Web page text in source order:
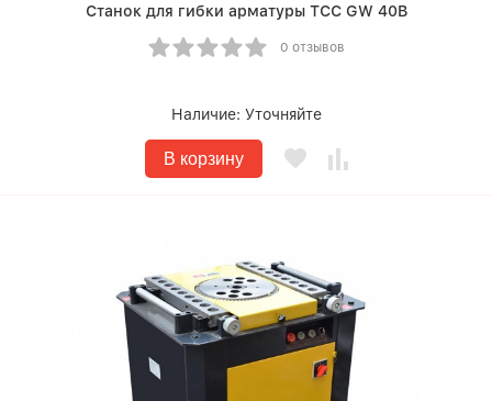
Станок для гибки арматуры ТСС GW 40B
0 отзывов
Наличие: Уточняйте
В корзину